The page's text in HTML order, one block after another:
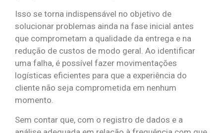
Isso se torna indispensável no objetivo de
solucionar problemas ainda na fase inicial antes
que comprometam a qualidade da entrega e na
redução de custos de modo geral. Ao identificar
uma falha, é possível fazer movimentações
logísticas eficientes para que a experiência do
cliente não seja comprometida em nenhum
momento.
Sem contar que, com o registro de dados e a